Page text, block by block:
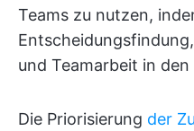
Teams zu nutzen,
und Teamarbeit in
Die Priorisierung der